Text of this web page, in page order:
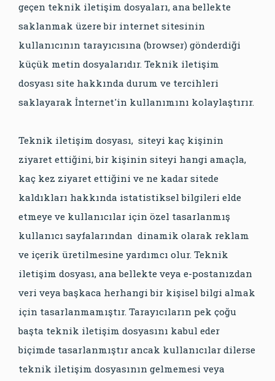
geçen teknik iletişim dosyaları, ana bellekte
saklanmak üzere bir internet sitesinin
kullanıcının tarayıcısına (browser) gönderdiği
küçük metin dosyalarıdır. Teknik iletişim
dosyası site hakkında durum ve tercihleri
saklayarak İnternet'in kullanımını kolaylaştırır.
Teknik iletişim dosyası, siteyi kaç kişinin
ziyaret ettiğini, bir kişinin siteyi hangi amaçla,
kaç kez ziyaret ettiğini ve ne kadar sitede
kaldıkları hakkında istatistiksel bilgileri elde
etmeye ve kullanıcılar için özel tasarlanmış
kullanıcı sayfalarından dinamik olarak reklam
ve içerik üretilmesine yardımcı olur. Teknik
iletişim dosyası, ana bellekte veya e-postanızdan
veri veya başkaca herhangi bir kişisel bilgi almak
için tasarlanmamıştır. Tarayıcıların pek çoğu
başta teknik iletişim dosyasını kabul eder
biçimde tasarlanmıştır ancak kullanıcılar dilerse
teknik iletişim dosyasının gelmemesi veya